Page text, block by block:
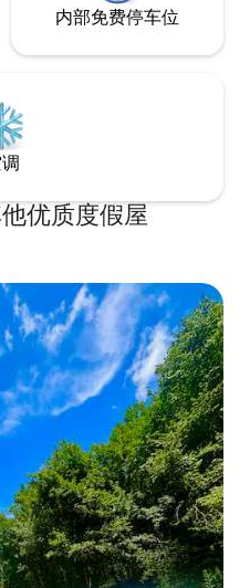
内部免费停车位
优质度假屋